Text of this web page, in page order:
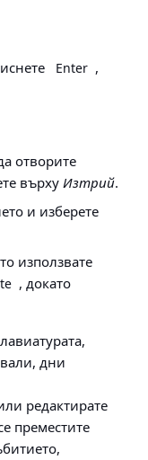
Enter ,
отворите
върху Изтрий.
и изберете
използвате
, докато
дни
редактирате
преместите